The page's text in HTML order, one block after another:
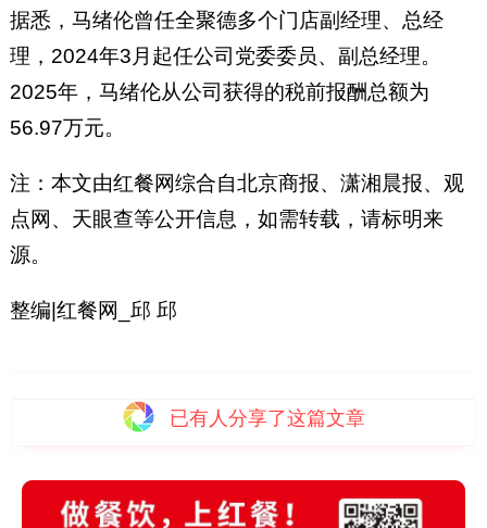
据悉，马绪伦曾任全聚德多个门店副经理、总经
理，2024年3月起任公司党委委员、副总经理。
2025年，马绪伦从公司获得的税前报酬总额为
56.97万元。
注：本文由红餐网综合自北京商报、潇湘晨报、观
点网、天眼查等公开信息，如需转载，请标明来
源。
整编|红餐网_邱 邱
已有人分享了这篇文章